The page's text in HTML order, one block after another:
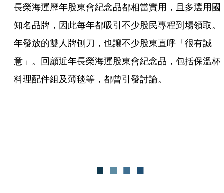
長榮海運歷年股東會紀念品都相當實用，且多選用國
知名品牌，因此每年都吸引不少股民專程到場領取。
年發放的雙人牌刨刀，也讓不少股東直呼「很有誠
意」。回顧近年長榮海運股東會紀念品，包括保溫杯
料理配件組及薄毯等，都曾引發討論。